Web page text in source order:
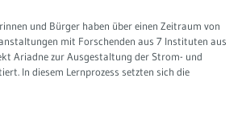
und Bürger haben über einen Zeitraum von
mit Forschenden aus 7 Instituten aus
Ariadne zur Ausgestaltung der Strom- und
In diesem Lernprozess setzten sich die